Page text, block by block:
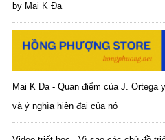
by Mai K Đa
Mai K Đa - Quan điểm của J. Ortega
và ý nghĩa hiện đại của nó